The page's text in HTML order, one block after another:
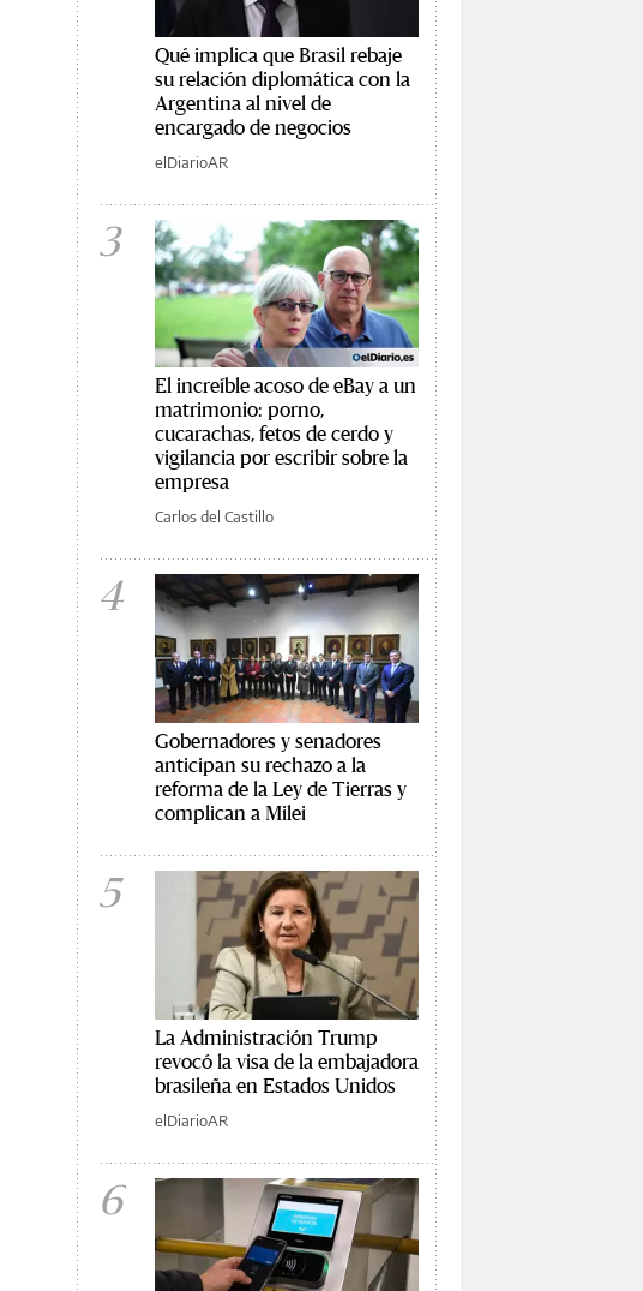
Qué implica que Brasil rebaje
su relación diplomática con la
Argentina al nivel de
encargado de negocios
elDiarioAR
3
El increíble acoso de eBay a un
matrimonio: porno,
cucarachas, fetos de cerdo y
vigilancia por escribir sobre la
empresa
Carlos del Castillo
4
Gobernadores y senadores
anticipan su rechazo a la
reforma de la Ley de Tierras y
complican a Milei
5
La Administración Trump
revocó la visa de la embajadora
brasileña en Estados Unidos
elDiarioAR
6